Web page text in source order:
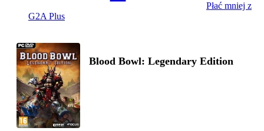
Płać mniej z
G2A Plus
Blood Bowl: Legendary Edition